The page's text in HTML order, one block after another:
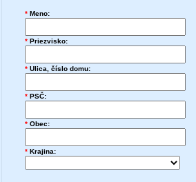
* Meno:
* Priezvisko:
* Ulica, číslo domu:
* PSČ:
* Obec:
* Krajina: